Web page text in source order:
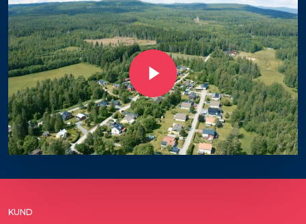
Play Video
KUND